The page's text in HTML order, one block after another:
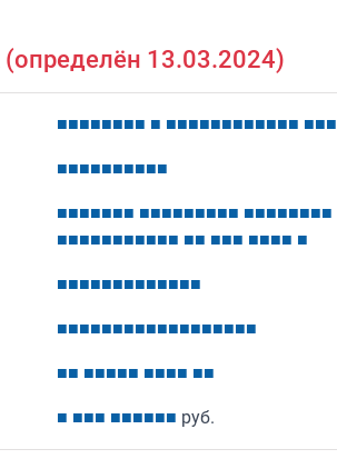
13.03.2024)
■■■■■■■■ ■ ■■■■■■■■■■■■ ■■■
■■■■■■■■■■
■■■■■■■ ■■■■■■■■■ ■■■■■■■■
■■■■■■■■■■■ ■■ ■■■ ■■■■ ■
■■■■■■■■■■■■■
■■■■■■■■■■■■■■■■■■
■■ ■■■■■ ■■■■ ■■
■ ■■■ ■■■■■■ руб.